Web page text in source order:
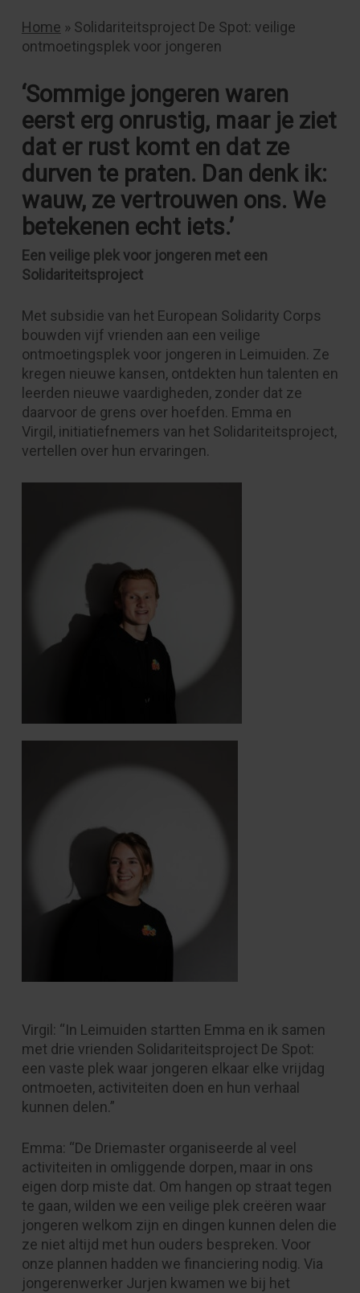
Home » Solidariteitsproject De Spot: veilige
ontmoetingsplek voor jongeren
‘Sommige jongeren waren
eerst erg onrustig, maar je ziet
dat er rust komt en dat ze
durven te praten. Dan denk ik:
wauw, ze vertrouwen ons. We
betekenen echt iets.’
Een veilige plek voor jongeren met een
Solidariteitsproject
Met subsidie van het European Solidarity Corps
bouwden vijf vrienden aan een veilige
ontmoetingsplek voor jongeren in Leimuiden. Ze
kregen nieuwe kansen, ontdekten hun talenten en
leerden nieuwe vaardigheden, zonder dat ze
daarvoor de grens over hoefden. Emma en
Virgil, initiatiefnemers van het Solidariteitsproject,
vertellen over hun ervaringen.
Virgil: “In Leimuiden startten Emma en ik samen
met drie vrienden Solidariteitsproject De Spot:
een vaste plek waar jongeren elkaar elke vrijdag
ontmoeten, activiteiten doen en hun verhaal
kunnen delen.”
Emma: “De Driemaster organiseerde al veel
activiteiten in omliggende dorpen, maar in ons
eigen dorp miste dat. Om hangen op straat tegen
te gaan, wilden we een veilige plek creëren waar
jongeren welkom zijn en dingen kunnen delen die
ze niet altijd met hun ouders bespreken. Voor
onze plannen hadden we financiering nodig. Via
jongerenwerker Jurjen kwamen we bij het